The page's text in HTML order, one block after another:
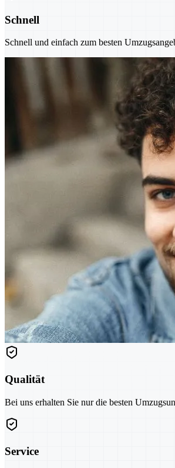
Schnell
Schnell und einfach zum besten
Qualität
Bei uns erhalten Sie nur die besten
Service